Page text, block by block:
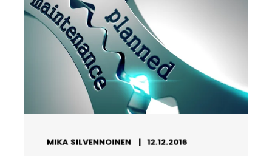
MIKA SILVENNOINEN
12.12.2016